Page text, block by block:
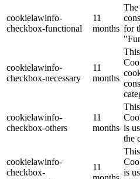
cookielawinfo-
checkbox-functional
11
months for
cookielawinfo-
checkbox-necessary
11
months
cookielawinfo-
checkbox-others
11
months is
the
cookielawinfo-
checkbox-
11
is